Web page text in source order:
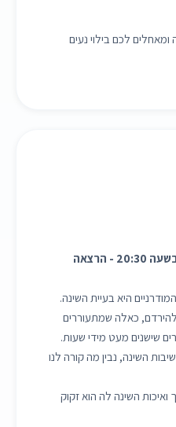
לכם בילוי נעים
היא בעיית השינה.
להירדם, כאלה שמתעוררים
שישנים מעט מידי שעות.
השינה, נבין מה קורה לנו
השינה לה הוא זקוק